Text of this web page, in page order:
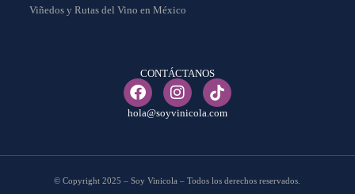
Viñedos y Rutas del Vino en México
CONTÁCTANOS
hola@soyvinicola.com
© Copyright 2025 – Soy Vinicola – Todos los derechos reservados.